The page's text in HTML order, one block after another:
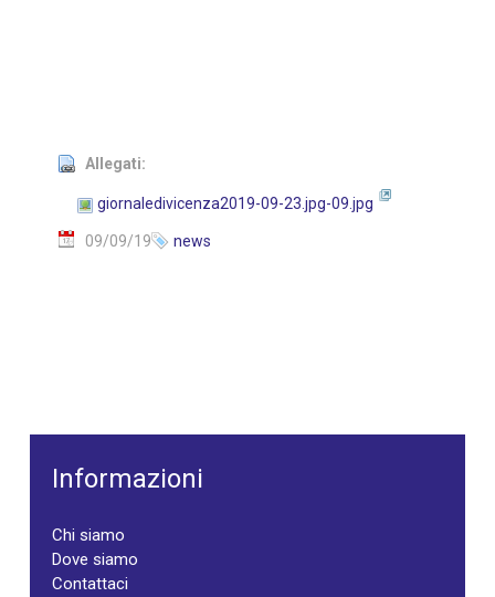
Allegati:
giornaledivicenza2019-09-23.jpg-09.jpg
09/09/19 news
Informazioni
Chi siamo
Dove siamo
Contattaci